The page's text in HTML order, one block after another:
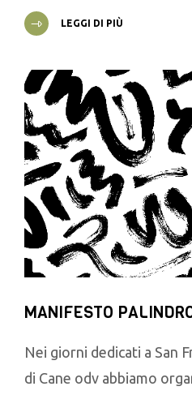
LEGGI DI PIÙ
MANIFESTO
Nei giorni dedicati a San
di Cane odv abbiamo